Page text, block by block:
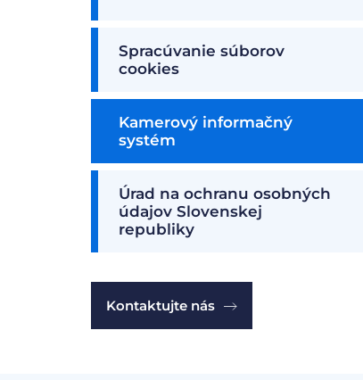
Spracúvanie súborov
cookies
Kamerový informačný
systém
Úrad na ochranu osobných
údajov Slovenskej
republiky
Kontaktujte nás